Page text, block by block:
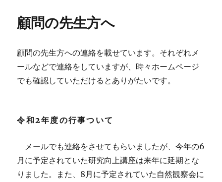
顧問の先生方へ
顧問の先生方への連絡を載せています。それぞれメ
ールなどで連絡をしていますが、時々ホームページ
でも確認していただけるとありがたいです。
令和2年度の行事ついて
メールでも連絡をさせてもらいましたが、今年の6
月に予定されていた研究向上講座は来年に延期とな
りました。また、8月に予定されていた自然観察会に